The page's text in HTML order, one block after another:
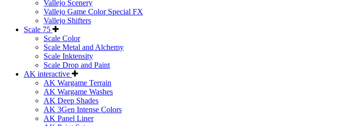
Vallejo Scenery
Vallejo Game Color Special FX
Vallejo Shifters
Scale 75
Scale Color
Scale Metal and Alchemy
Scale Inktensity
Scale Drop and Paint
AK interactive
AK Wargame Terrain
AK Wargame Washes
AK Deep Shades
AK 3Gen Intense Colors
AK Panel Liner